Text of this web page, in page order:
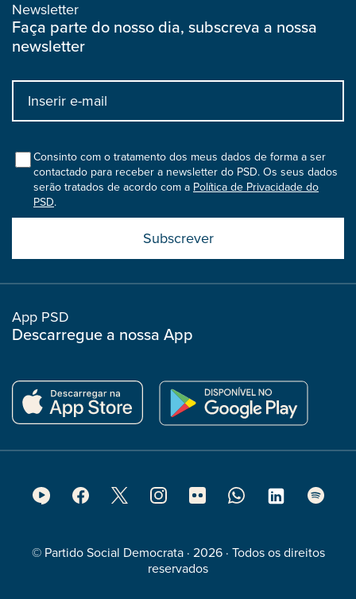
Newsletter
Faça parte do nosso dia, subscreva a nossa
newsletter
Input
bootstrap
colConsinto com o tratamento dos meus dados de forma a ser
contactado para receber a newsletter do PSD. Os seus dados
serão tratados de acordo com a Política de Privacidade do
PSD.
boostrap
col
App PSD
Descarregue a nossa App
© Partido Social Democrata · 2026 · Todos os direitos
reservados
Footer
Media